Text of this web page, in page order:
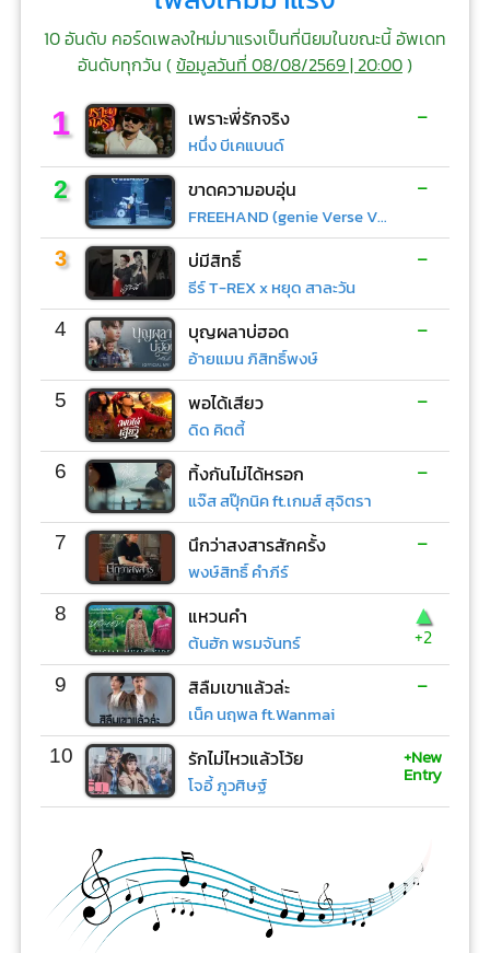
10 อันดับ คอร์ดเพลงใหม่มาแรงเป็นที่นิยมในขณะนี้ อัพเดท
อันดับทุกวัน (ข้อมูลวันที่ 08/08/2569 | 20:00)
1 เพราะพี่รักจริง
หนึ่ง บีเคแบนด์
-
2 ขาดความอบอุ่น
FREEHAND (genie Verse Vol.1)
-
3 บ่มีสิทธิ์
ธีร์ T-REX x หยุด สาละวัน
-
4 บุญผลาบ่ฮอด
อ้ายแมน ภิสิทธิ์พงษ์
-
5 พอได้เสียว
ดิด คิตตี้
-
6 ทิ้งกันไม่ได้หรอก
แจ๊ส สปุ๊กนิค ft.เกมส์ สุจิตรา
-
7 นึกว่าสงสารสักครั้ง
พงษ์สิทธิ์ คำภีร์
-
8 แหวนคำ
ต้นฮัก พรมจันทร์
▲
+2
9 สิลืมเขาแล้วล่ะ
เน็ค นฤพล ft.Wanmai
-
10 รักไม่ไหวแล้วโว้ย
โจอี้ ภูวศิษฐ์
+New
Entry